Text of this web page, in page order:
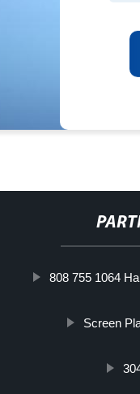
808 755 1064
Screen